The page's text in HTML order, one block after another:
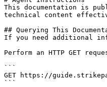
This documentation is
technical content
## Querying This
If you need additional
Perform an HTTP GET
```
GET https://
```